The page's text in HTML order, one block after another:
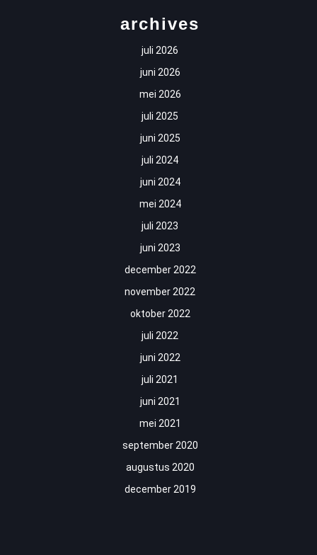
archives
juli 2026
juni 2026
mei 2026
juli 2025
juni 2025
juli 2024
juni 2024
mei 2024
juli 2023
juni 2023
december 2022
november 2022
oktober 2022
juli 2022
juni 2022
juli 2021
juni 2021
mei 2021
september 2020
augustus 2020
december 2019